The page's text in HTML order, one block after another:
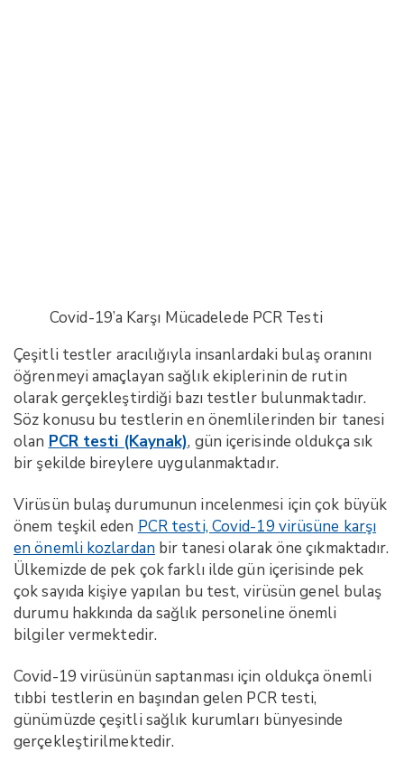
Covid-19’a Karşı Mücadelede PCR Testi
Çeşitli testler aracılığıyla insanlardaki bulaş oranını
öğrenmeyi amaçlayan sağlık ekiplerinin de rutin
olarak gerçekleştirdiği bazı testler bulunmaktadır.
Söz konusu bu testlerin en önemlilerinden bir tanesi
olan PCR testi (Kaynak), gün içerisinde oldukça sık
bir şekilde bireylere uygulanmaktadır.
Virüsün bulaş durumunun incelenmesi için çok büyük
önem teşkil eden PCR testi, Covid-19 virüsüne karşı
en önemli kozlardanbir tanesi olarak öne çıkmaktadır.
Ülkemizde de pek çok farklı ilde gün içerisinde pek
çok sayıda kişiye yapılan bu test, virüsün genel bulaş
durumu hakkında da sağlık personeline önemli
bilgiler vermektedir.
Covid-19 virüsünün saptanması için oldukça önemli
tıbbi testlerin en başından gelen PCR testi,
günümüzde çeşitli sağlık kurumları bünyesinde
gerçekleştirilmektedir.